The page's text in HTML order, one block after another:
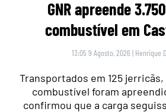
GNR apreende
combustível em
13:05 9 Agosto, 2026 | Henrique
Transportados em 125
combustível foram
confirmou que a carga